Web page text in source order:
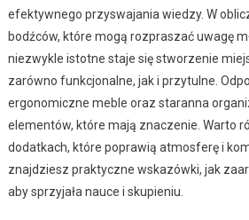
efektywnego przyswajania wiedzy. W
bodźców, które mogą rozpraszać uwagę
niezwykle istotne staje się stworzenie
zarówno funkcjonalne, jak i przytulne.
ergonomiczne meble oraz staranna
elementów, które mają znaczenie. Warto
dodatkach, które poprawią atmosferę i
znajdziesz praktyczne wskazówki, jak
aby sprzyjała nauce i skupieniu.